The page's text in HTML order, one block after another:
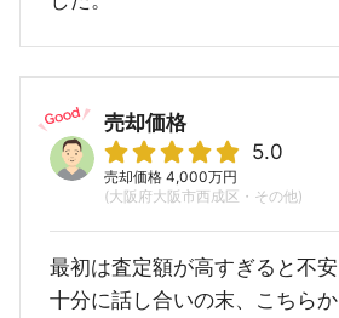
売却価格
5.0
売却価格 4,000万円
(大阪府大阪市西成区・その他)
最初は査定額が高すぎると不安
十分に話し合いの末、こちら